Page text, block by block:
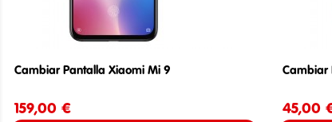
Cambiar Pantalla Xiaomi Mi 9
159,00 €
Cambiar
45,00